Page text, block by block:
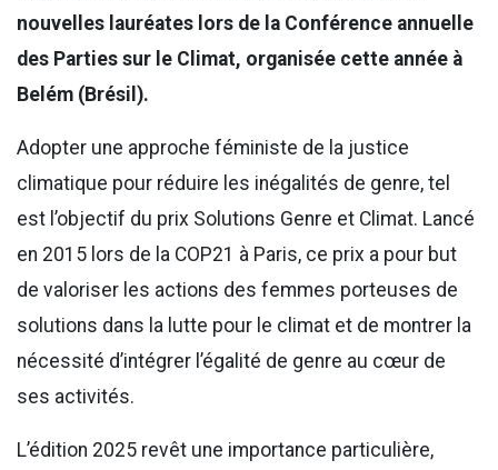
nouvelles lauréates lors de la Conférence annuelle
des Parties sur le Climat, organisée cette année à
Belém (Brésil).
Adopter une approche féministe de la justice
climatique pour réduire les inégalités de genre, tel
est l’objectif du prix Solutions Genre et Climat. Lancé
en 2015 lors de la COP21 à Paris, ce prix a pour but
de valoriser les actions des femmes porteuses de
solutions dans la lutte pour le climat et de montrer la
nécessité d’intégrer l’égalité de genre au cœur de
ses activités.
L’édition 2025 revêt une importance particulière,